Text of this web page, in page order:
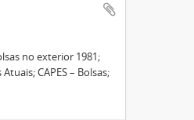
no exterior 1981;
CAPES – Bolsas;